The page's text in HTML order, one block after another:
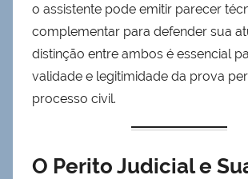
o assistente pode emitir parecer
complementar para defender sua
distinção entre ambos é essencial
validade e legitimidade da prova
processo civil.
O Perito Judicial e